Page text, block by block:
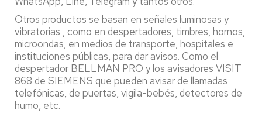
Otros productos se basan en señales luminosas y
vibratorias , como en despertadores, timbres, hornos,
microondas, en medios de transporte, hospitales e
instituciones públicas, para dar avisos. Como el
despertador BELLMAN PRO y los avisadores VISIT
868 de SIEMENS que pueden avisar de llamadas
telefónicas, de puertas, vigila-bebés, detectores de
humo, etc.